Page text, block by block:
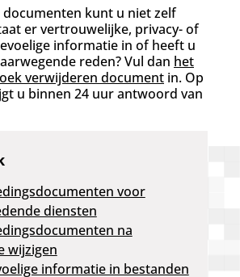
documenten kunt u niet zelf
er vertrouwelijke, privacy- of
informatie in of heeft u
reden? Vul dan het
verwijderen document in. Op
u binnen 24 uur antwoord van
voor
diensten
na
wijzigen
informatie in bestanden